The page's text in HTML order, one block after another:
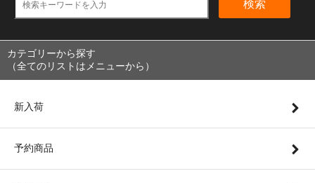
検索
カテゴリーから探す
（全てのリストはメニューから）
新入荷
予約商品